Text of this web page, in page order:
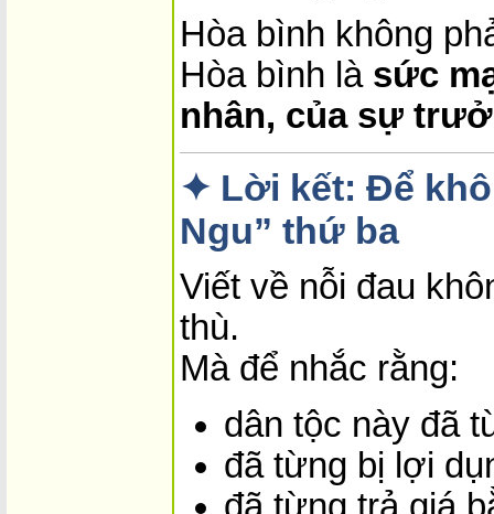
Hòa bình không
Hòa bình là sức
nhân, của sự
✦ Lời kết: Để
Ngu” thứ ba
Viết về nỗi đau
thù.
Mà để nhắc rằng:
dân tộc này đã
đã từng bị lợi
đã từng trả giá